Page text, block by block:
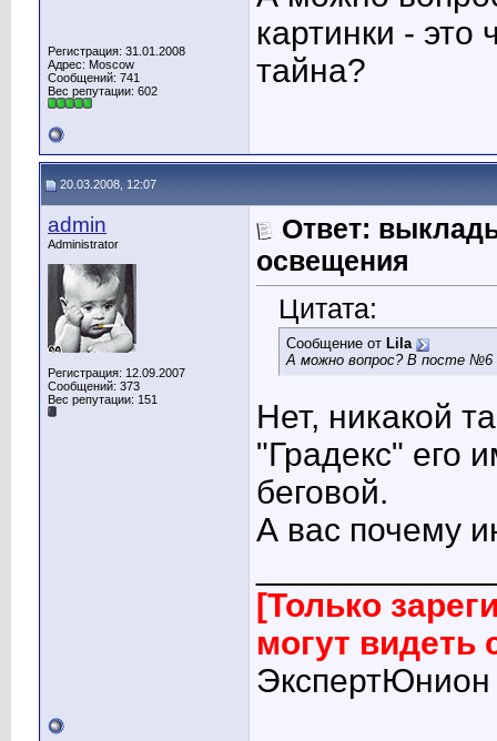
Регистрация: 31.01.2008
Адрес: Moscow
Сообщений: 741
Вес репутации: 602
картинки - это
тайна?
20.03.2008, 12:07
admin
Administrator
Регистрация: 12.09.2007
Сообщений: 373
Вес репутации: 151
Ответ:
освещения
Цитата:
Сообщение от Lila
А можно вопрос? В посте №6
Нет, никакой
"Градекс" его
беговой.
А вас почему
[Только
могут
ЭкспертЮнион